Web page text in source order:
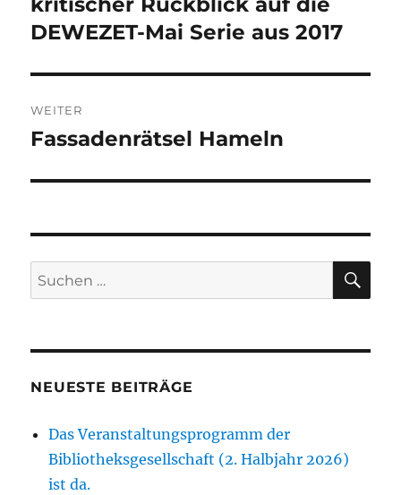
DEWEZET-Mai Serie aus 2017
WEITER
Nächster
Fassadenrätsel Hameln
Suchen
nach:
NEUESTE BEITRÄGE
Das Veranstaltungsprogramm der
Bibliotheksgesellschaft (2. Halbjahr 2026)
ist da.